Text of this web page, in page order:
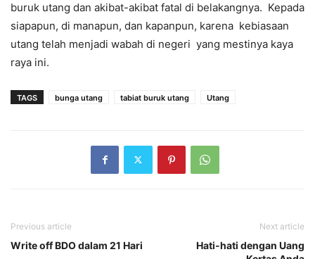
buruk utang dan akibat-akibat fatal di belakangnya. Kepada
siapapun, di manapun, dan kapanpun, karena kebiasaan
utang telah menjadi wabah di negeri yang mestinya kaya
raya ini.
TAGS bunga utang tabiat buruk utang Utang
Previous article
Write off BDO dalam 21 Hari
Next article
Hati-hati dengan Uang